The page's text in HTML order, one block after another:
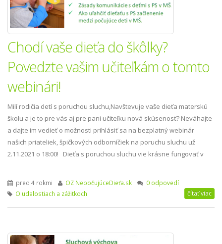
Chodí vaše dieťa do škôlky?
Povedzte vašim učiteľkám o tomto
webinári!
Milí rodičia detí s poruchou sluchu,Navštevuje vaše dieťa materskú
školu a je to pre vás aj pre pani učiteľku nová skúsenosť? Neváhajte
a dajte im vedieť o možnosti prihlásiť sa na bezplatný webinár
našich priateliek, špičkových odborníčiek na poruchu sluchu už
2.11.2021 o 18:00! Dieťa s poruchou sluchu vie krásne fungovať v
pred 4 rokmi OZ NepočujúceDieťa.sk
0 odpovedí
O udalostiach a zážitkoch
čítať viac